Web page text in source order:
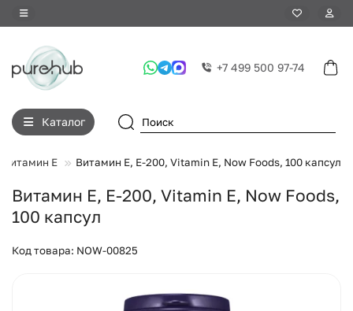
+7 499 500 97-74
Каталог
Витамин E Витамин E, E-200, Vitamin E, Now Foods, 100 капсул
Витамин E, E-200, Vitamin E, Now Foods,
100 капсул
Код товара: NOW-00825